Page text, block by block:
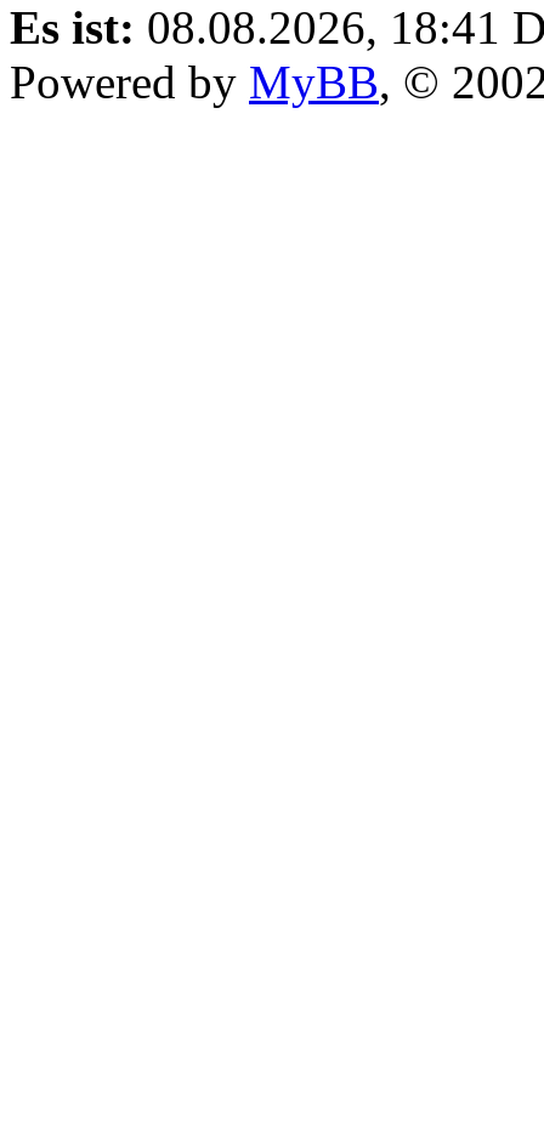
Es ist: 08.08.2026, 18:41
Powered by MyBB, ©